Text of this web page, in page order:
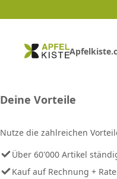
Deine Vorteile
Nutze die zahlreichen
Über 60'000 Artikel
Kauf auf Rechnung +